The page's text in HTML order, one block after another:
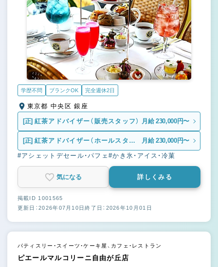
学歴不問 ブランクOK 完全週休2日
東京都 中央区 銀座
[正] 紅茶アドバイザー（販売スタッフ） 月給 230,000円〜
[正] 紅茶アドバイザー（ホールスタッ
フ）
月給 230,000円〜
#アシェットデセール・パフェ#かき氷・アイス・冷菓
気になる 詳しくみる
掲載ID 1001565
更新日：2026年07月10日終了日：2026年10月01日
パティスリー・スイーツ・ケーキ屋、カフェ・レストラン
ピエールマルコリーニ自由が丘店